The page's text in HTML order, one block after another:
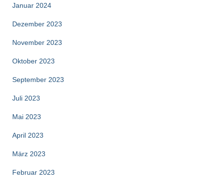
Januar 2024
Dezember 2023
November 2023
Oktober 2023
September 2023
Juli 2023
Mai 2023
April 2023
März 2023
Februar 2023